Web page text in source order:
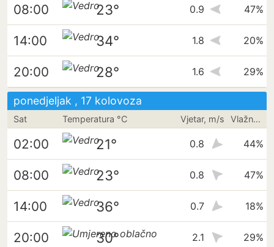
08:00 23° 0.9 47%
14:00 34° 1.8 20%
20:00 28° 1.6 29%
ponedjeljak , 17 kolovoza
Sat Temperatura °C Vjetar, m/s Vlažnost
02:00 21° 0.8 44%
08:00 23° 0.8 47%
14:00 36° 0.7 18%
20:00 30° 2.1 29%